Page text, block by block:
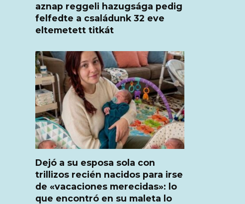
aznap reggeli hazugsága pedig
felfedte a családunk 32 eve
eltemetett titkát
Dejó a su esposa sola con
trillizos recién nacidos para irse
de «vacaciones merecidas»: lo
que encontró en su maleta lo